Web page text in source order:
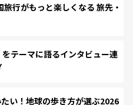
行がもっと楽しくなる 旅先・
テーマに語るインタビュー連
い！地球の歩き方が選ぶ2026